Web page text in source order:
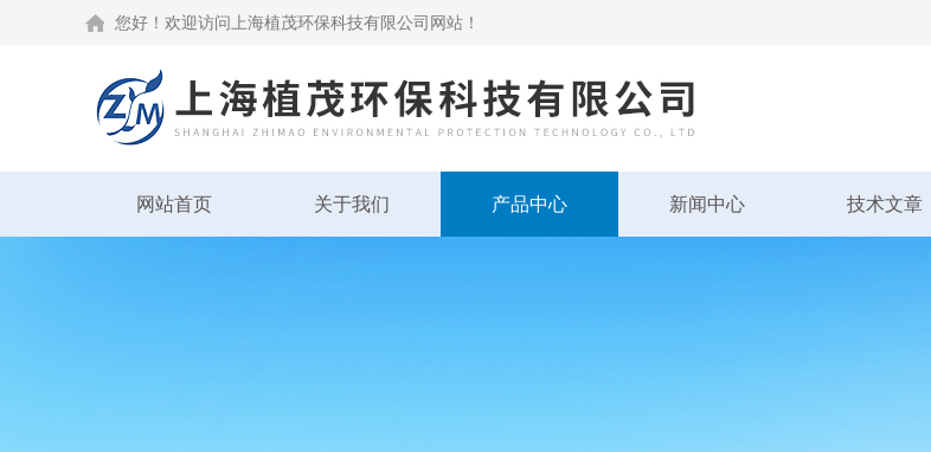
您好！欢迎访问上海植茂环保科技有限公司网站！
网站首页 关于我们 产品中心 新闻中心 技术文章